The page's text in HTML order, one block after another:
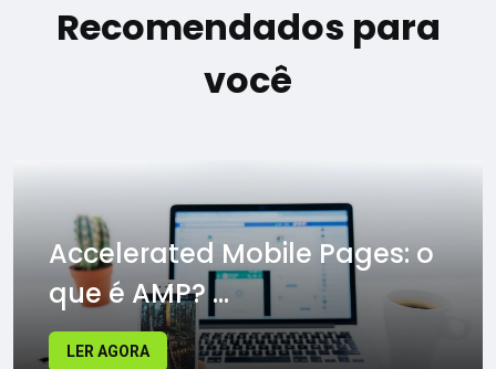
Recomendados para
você
Accelerated Mobile Pages: o
que é AMP? ...
LER AGORA